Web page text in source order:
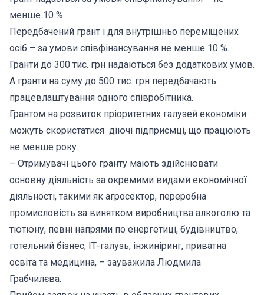
менше 10 %.
Передбачений грант і для внутрішньо переміщених
осіб – за умови співфінансування не менше 10 %.
Гранти до 300 тис. грн надаються без додаткових умов.
А гранти на суму до 500 тис. грн передбачають
працевлаштування одного співробітника.
Грантом на розвиток пріоритетних галузей економіки
можуть скористатися діючі підприємці, що працюють
не менше року.
– Отримувачі цього гранту мають здійснювати
основну діяльність за окремими видами економічної
діяльності, такими як агросектор, переробна
промисловість за винятком виробництва алкоголю та
тютюну, певні напрями по енергетиці, будівництво,
готельний бізнес, ІТ-галузь, інжиніринг, приватна
освіта та медицина, – зауважила Людмила
Грабчилєва.